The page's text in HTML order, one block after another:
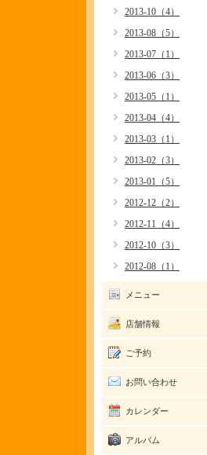
2013-10（4）
2013-08（5）
2013-07（1）
2013-06（3）
2013-05（1）
2013-04（4）
2013-03（1）
2013-02（3）
2013-01（5）
2012-12（2）
2012-11（4）
2012-10（3）
2012-08（1）
メニュー
店舗情報
ご予約
お問い合わせ
カレンダー
アルバム